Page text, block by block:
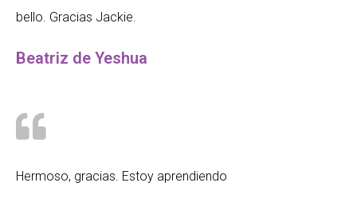
bello. Gracias Jackie.
Beatriz de Yeshua
Hermoso, gracias. Estoy aprendiendo